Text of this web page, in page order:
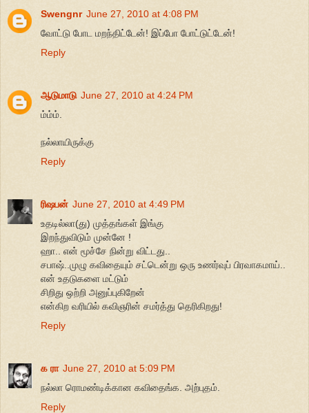
Swengnr June 27, 2010 at 4:08 PM
வோட்டு போட மறந்திட்டேன்! இப்போ போட்டுட்டேன்!
Reply
ஆடுமாடு June 27, 2010 at 4:24 PM
ம்ம்ம்.
நல்லாயிருக்கு
Reply
ரிஷபன் June 27, 2010 at 4:49 PM
உதடில்லா(து) முத்தங்கள் இங்கு
இறந்துவிடும் முன்னே !
ஹா.. என் மூச்சே நின்று விட்டது..
சபாஷ்..முழு கவிதையும் சட்டென்று ஒரு உணர்வுப் பிரவாகமாய்..
என் உதடுகளை மட்டும்
சிறிது ஒற்றி அனுப்புகிறேன்
என்கிற வரியில் கவிஞரின் சமர்த்து தெரிகிறது!
Reply
க ரா June 27, 2010 at 5:09 PM
நல்லா ரொமண்டிக்கான கவிதைங்க. அற்புதம்.
Reply